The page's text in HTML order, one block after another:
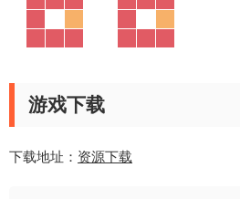
游戏下载
下载地址： 资源下载